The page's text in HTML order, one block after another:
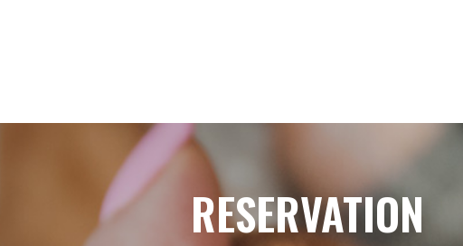
RESERVATION